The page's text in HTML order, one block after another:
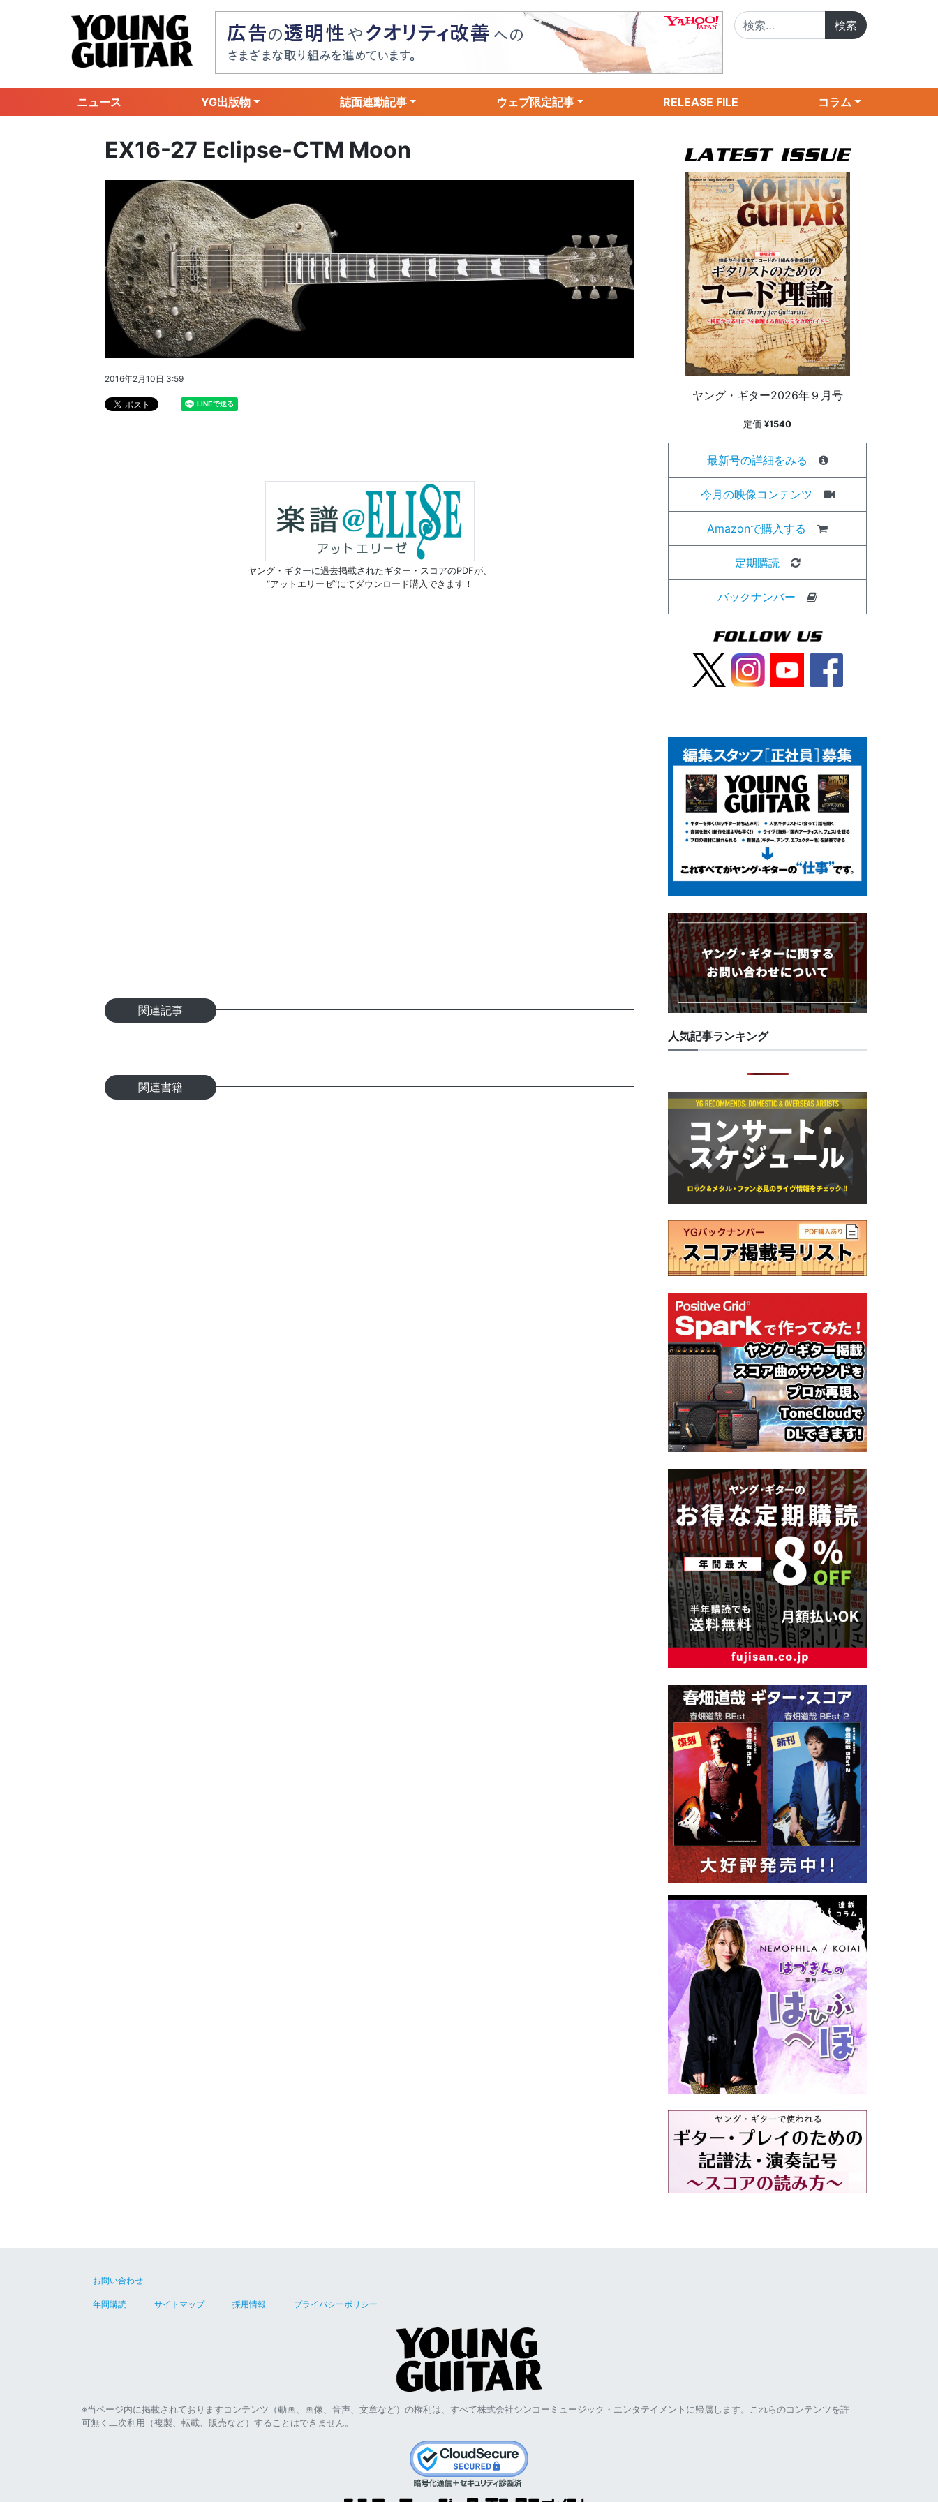
ニュース YG出版物 誌面連動記事 ウェブ限定記事 RELEASE FILE コラム
EX16-27 Eclipse-CTM Moon
2016年2月10日 3:59
ヤング・ギターに過去掲載されたギター・スコアのPDFが、
“アットエリーゼ”にてダウンロード購入できます！
関連記事
関連書籍
ヤング・ギター2026年９月号
定価 ¥1540
最新号の詳細をみる
今月の映像コンテンツ
Amazonで購入する
定期購読
バックナンバー
人気記事ランキング
お問い合わせ
年間購読 サイトマップ 採用情報 プライバシーポリシー
※当ページ内に掲載されておりますコンテンツ（動画、画像、音声、文章など）の権利は、すべて株式会社シンコーミュージック・エンタテイメントに帰属します。これらのコンテンツを許
可無く二次利用（複製、転載、販売など）することはできません。